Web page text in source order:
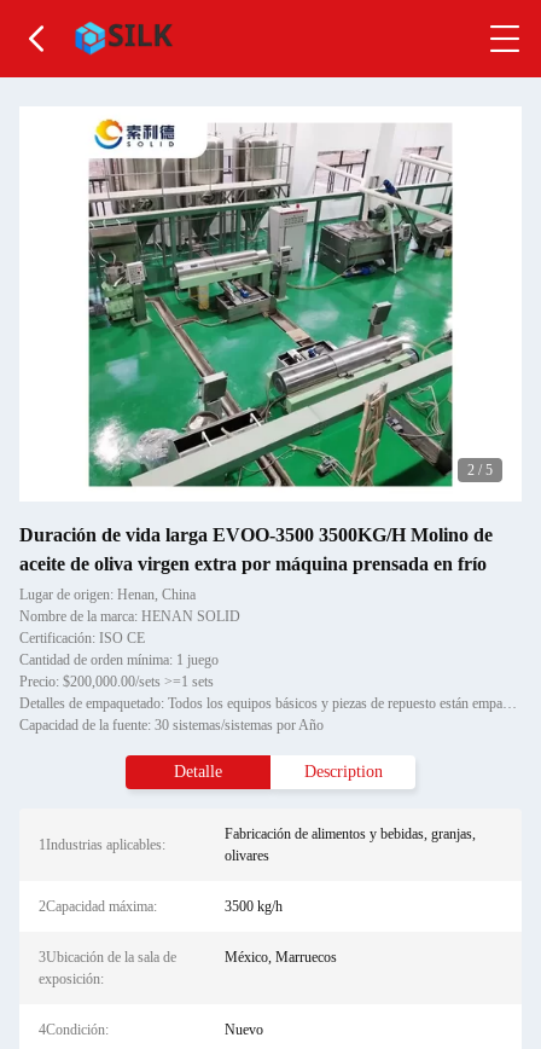
2 / 5
Duración de vida larga EVOO-3500 3500KG/H Molino de
aceite de oliva virgen extra por máquina prensada en frío
Lugar de origen: Henan, China
Nombre de la marca: HENAN SOLID
Certificación: ISO CE
Cantidad de orden mínima: 1 juego
Precio: $200,000.00/sets >=1 sets
Detalles de empaquetado: Todos los equipos básicos y piezas de repuesto están empaquetados en cajas de madera estándar export
Capacidad de la fuente: 30 sistemas/sistemas por Año
Detalle Description
1Industrias aplicables:
Fabricación de alimentos y bebidas, granjas,
olivares
2Capacidad máxima: 3500 kg/h
3Ubicación de la sala de
exposición:
México, Marruecos
4Condición: Nuevo